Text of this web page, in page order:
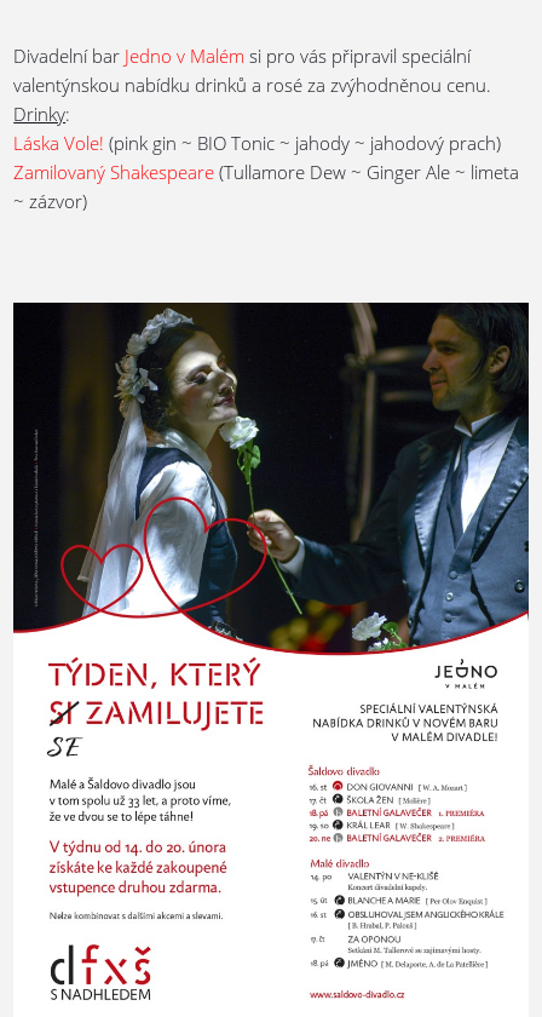
Divadelní bar Jedno v Malém si pro vás připravil speciální
valentýnskou nabídku drinků a rosé za zvýhodněnou cenu.
Drinky:
Láska Vole! (pink gin ~ BIO Tonic ~ jahody ~ jahodový prach)
Zamilovaný Shakespeare (Tullamore Dew ~ Ginger Ale ~ limeta
~ zázvor)